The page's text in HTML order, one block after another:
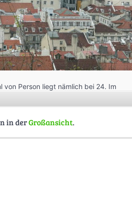
von Person liegt nämlich bei 24. Im
sondern gediegene
weiter oben gelegene Elektroantrieb
erklimmen, um von der
Wer den Übergang zur Kirchenruine
in derGroßansicht.